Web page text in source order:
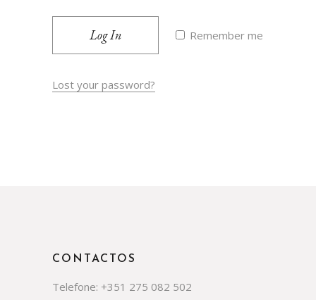
Remember me
Log In
Lost your password?
CONTACTOS
Telefone: +351 275 082 502